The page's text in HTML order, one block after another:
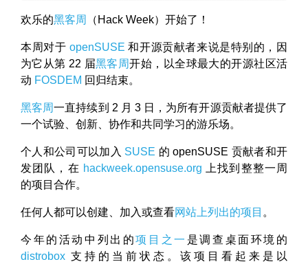
欢乐的黑客周 （Hack Week）开始了！
本周对于 openSUSE 和开源贡献者来说是特别的，因
为它从第 22 届黑客周开始，以全球最大的开源社区活
动 FOSDEM 回归结束。
黑客周一直持续到 2 月 3 日，为所有开源贡献者提供了
一个试验、创新、协作和共同学习的游乐场。
个人和公司可以加入 SUSE 的 openSUSE 贡献者和开
发团队，在 hackweek.opensuse.org 上找到整整一周
的项目合作。
任何人都可以创建、加入或查看网站上列出的项目 。
今年的活动中列出的项目之一 是调查桌面环境的
distrobox 支持的当前状态。该项目看起来是以